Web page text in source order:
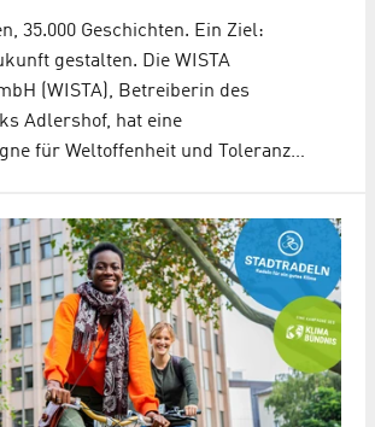
35.000 Geschichten. Ein Ziel:
gestalten. Die WISTA
(WISTA), Betreiberin des
Adlershof, hat eine
für Weltoffenheit und Toleranz…